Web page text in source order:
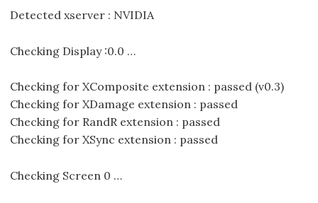
Detected xserver : NVIDIA
Checking Display :0.0 …
Checking for XComposite extension : passed (v0.3)
Checking for XDamage extension : passed
Checking for RandR extension : passed
Checking for XSync extension : passed
Checking Screen 0 …